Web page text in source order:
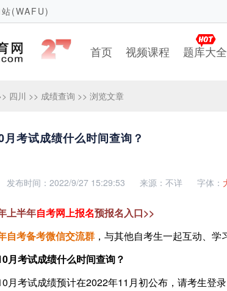
(WAFU)
首页 视频课程 题库大全
四川 >> 成绩查询 >> 浏览文章
考试成绩什么时间查询？
发布时间：2022/9/27 15:29:53 来源：不详 字体：
上半年自考网上报名预报名入口>>
自考备考微信交流群 ，与其他自考生一起互动、学
月考试成绩什么时间查询？
月考试成绩预计在2022年11月初公布，请考生登